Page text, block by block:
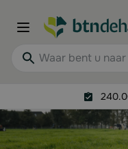
Waar bent u naar op